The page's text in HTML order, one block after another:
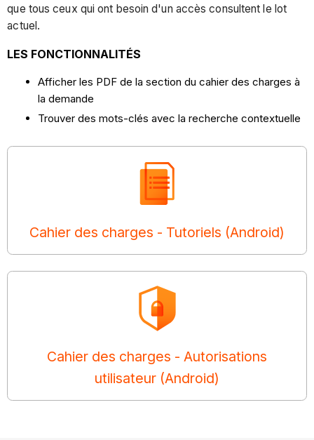
que tous ceux qui ont besoin d'un accès consultent le lot
actuel.
LES FONCTIONNALITÉS
Afficher les PDF de la section du cahier des charges à
la demande
Trouver des mots-clés avec la recherche contextuelle
Cahier des charges - Tutoriels (Android)
Cahier des charges - Autorisations
utilisateur (Android)